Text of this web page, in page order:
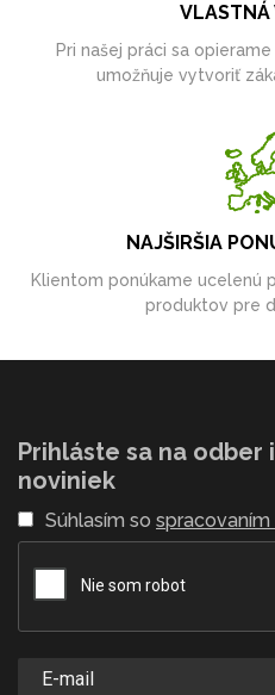
VLASTNÁ
Pri našej práci sa
umožňuje vytvoriť
NAJŠIRŠIA
Klientom ponúkame ucelenú
produktov pre
Prihláste sa na odber
noviniek
Súhlasím so